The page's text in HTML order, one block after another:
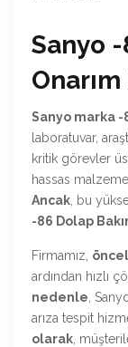
Sanyo
Sanyo marka
laboratuvar,
kritik görevler
hassas
Ancak , bu
-86 Dolap
Firmamız,
ardından hızlı
nedenle ,
arıza tespit
olarak ,